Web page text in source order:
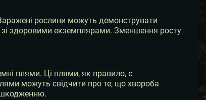
рослини можуть демонструвати
здоровими екземплярами. Зменшення росту
плями. Ці плями, як правило, є
можуть свідчити про те, що хвороба